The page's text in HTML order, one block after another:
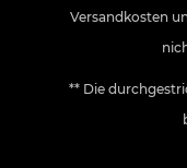
Versandkosten
** Die